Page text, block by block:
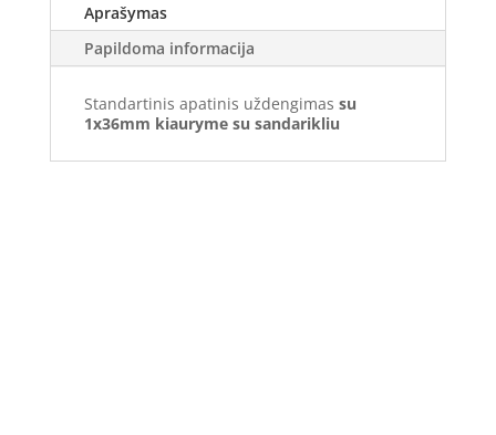
Aprašymas
Papildoma informacija
Standartinis apatinis uždengimas su
1x36mm kiauryme su sandarikliu